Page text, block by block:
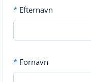
* Efternavn
* Fornavn